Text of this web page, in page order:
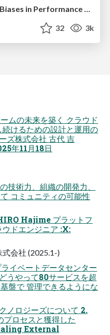
Understanding Cognitive Biases in Performance Measurement
32 3k
ムの未来を築く クラウド
けるための設計と運用の
ズ株式会社 古代 吉
年11月18日
術力、組織の開発力、
コミュニティの可能性
Hajime プラットフ
ウドエンジニア :X:
会社 (2025.1-)
イベートデータセンター
うやって80サービスを超
盤で 管理できるようにな
ノロジーズについて 2.
ロセスと獲得した
External